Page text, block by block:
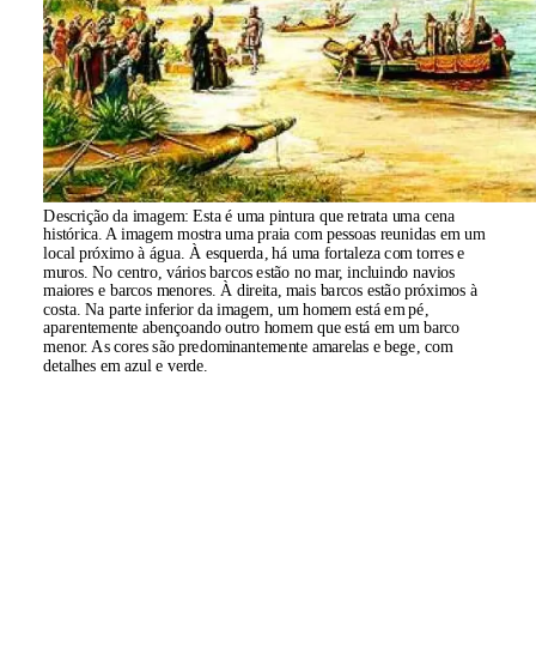
Descrição da imagem:Esta é uma pintura que retrata uma cena
histórica. A imagem mostra uma praia com pessoas reunidas em um
local próximo à água. À esquerda, há uma fortaleza com torres e
muros. No centro, vários barcos estão no mar, incluindo navios
maiores e barcos menores. À direita, mais barcos estão próximos à
costa. Na parte inferior da imagem, um homem está em pé,
aparentemente abençoando outro homem que está em um barco
menor. As cores são predominantemente amarelas e bege, com
detalhes em azul e verde.